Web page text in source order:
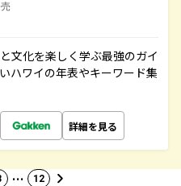
文化を楽しく学ぶ最強のガイ
ハワイの年表やキーワード集
詳細を見る
… 12